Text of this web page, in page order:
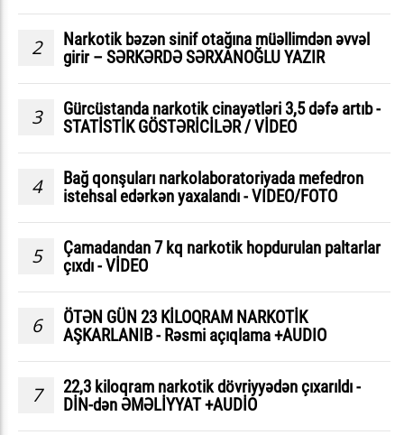
2
Narkotik bəzən sinif otağına müəllimdən əvvəl
girir – SƏRKƏRDƏ SƏRXANOĞLU YAZIR
3
Gürcüstanda narkotik cinayətləri 3,5 dəfə artıb -
STATİSTİK GÖSTƏRİCİLƏR / VİDEO
4
Bağ qonşuları narkolaboratoriyada mefedron
istehsal edərkən yaxalandı - VIDEO/FOTO
5
Çamadandan 7 kq narkotik hopdurulan paltarlar
çıxdı - VİDEO
6
ÖTƏN GÜN 23 KİLOQRAM NARKOTİK
AŞKARLANIB - Rəsmi açıqlama +AUDIO
7
22,3 kiloqram narkotik dövriyyədən çıxarıldı -
DİN-dən ƏMƏLİYYAT +AUDİO